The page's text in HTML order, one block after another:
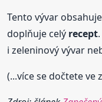
Tento vývar
doplňuje celý recept
i zeleninový vývar
(...více se dočtete ve